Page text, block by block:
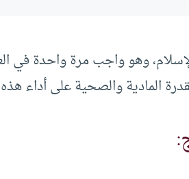
وهو واجب مرة واحدة في
المادية والصحية على أداء